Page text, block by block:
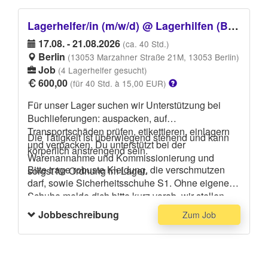
Lagerhelfer/in (m/w/d) @ Lagerhilfen (Bücher)
17.08. - 21.08.2026 (ca. 40 Std.)
Berlin (13053 Marzahner Straße 21M, 13053 Berlin)
Job (4 Lagerhelfer gesucht)
600,00 (für 40 Std. à 15,00 EUR)
Für unser Lager suchen wir Unterstützung bei
Buchlieferungen: auspacken, auf
Transportschäden prüfen, etikettieren, einlagern
und verpacken. Du unterstützt bei der
Warenannahme und Kommissionierung und
sorgst für Ordnung im Lager.
Die Tätigkeit ist überwiegend stehend und kann
körperlich anstrengend sein.
Bitte trage robuste Kleidung, die verschmutzen
darf, sowie Sicherheitsschuhe S1. Ohne eigene
Schuhe melde dich bitte kurz vorab, wir stellen
Leihschuhe.
Jobbeschreibung Zum Job